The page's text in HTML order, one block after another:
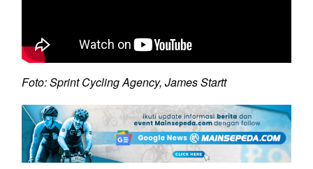
Foto: Sprint Cycling Agency, James Startt